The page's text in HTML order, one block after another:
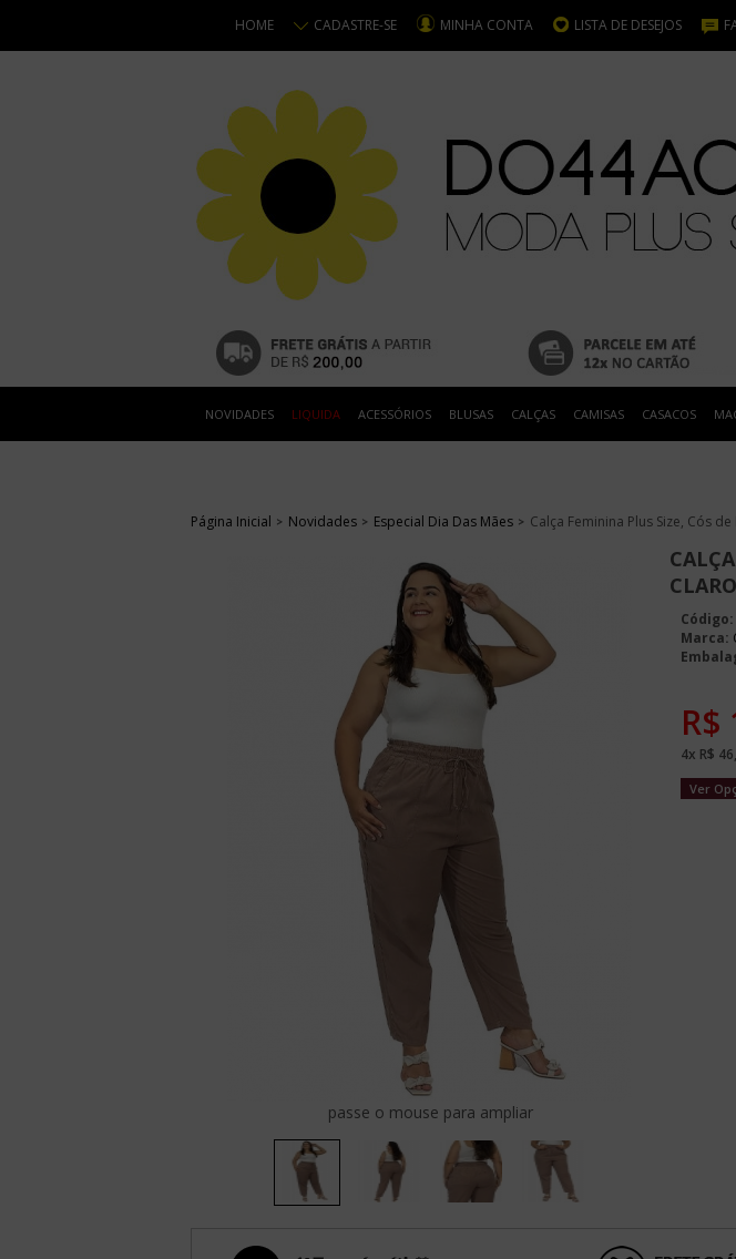
HOME CADASTRE-SE MINHA CONTA LISTA DE DESEJOS
NOVIDADES LIQUIDA ACESSÓRIOS BLUSAS CALÇAS CAMISAS CASACOS
Página Inicial Novidades Especial Dia Das Mães Calça Feminina Plus Size, Cós
passe o mouse para ampliar
CLARO
Código:
Marca:
R$
4x R$
Ver